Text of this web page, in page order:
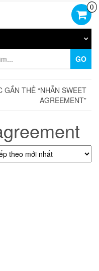
0
GO
GẮN THẺ “NHẪN SWEET
AGREEMENT”